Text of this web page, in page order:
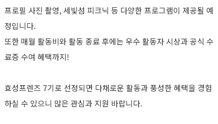
프로필 사진 촬영, 세빛섬 피크닉 등 다양한 프로그램이 제공될 예
정입니다.
또한 매월 활동비와 활동 종료 후에는 우수 활동자 시상과 공식 수
료증 수여 혜택까지!
효성프렌즈 7기로 선정되면 다채로운 활동과 풍성한 혜택을 경험
하실 수 있으니 많은 관심과 지원 바랍니다.